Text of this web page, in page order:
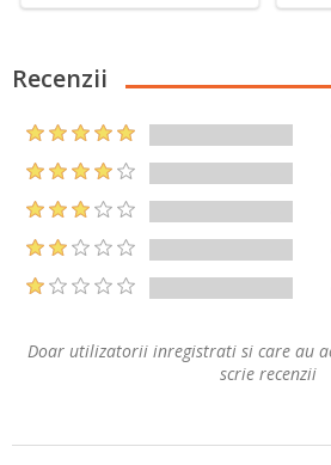
Recenzii
Doar utilizatorii inregistrati si care au
scrie recenzii